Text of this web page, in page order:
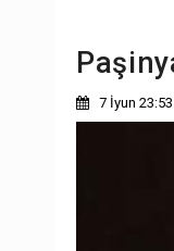
7 İyun 23:53